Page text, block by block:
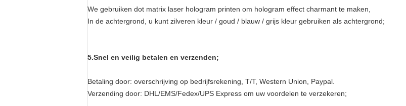
We gebruiken dot matrix laser hologram printen om hologram effect charmant te maken,
In de achtergrond, u kunt zilveren kleur / goud / blauw / grijs kleur gebruiken als achtergrond;
5.Snel en veilig betalen en verzenden;
Betaling door: overschrijving op bedrijfsrekening, T/T, Western Union, Paypal.
Verzending door: DHL/EMS/Fedex/UPS Express om uw voordelen te verzekeren;